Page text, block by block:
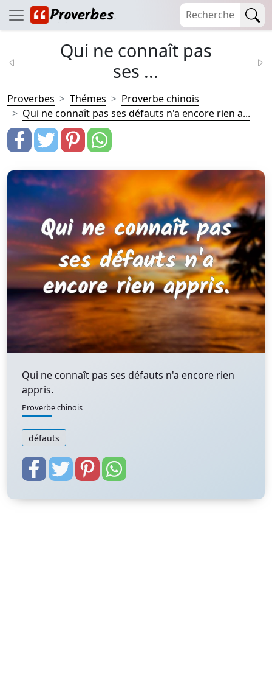
Qui ne connaît pas
ses ...
Proverbes Thémes
Proverbe chinois
Qui ne connaît pas ses défauts n'a encore rien a...
Qui ne connaît pas ses défauts n'a encore rien
appris.
Proverbe chinois
défauts